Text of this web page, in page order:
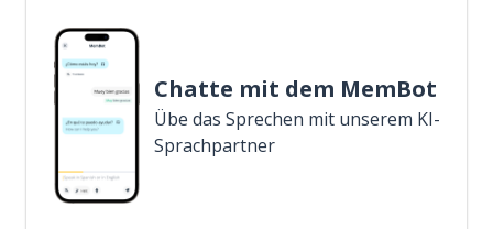
Chatte mit dem MemBot
Übe das Sprechen mit unserem KI-
Sprachpartner